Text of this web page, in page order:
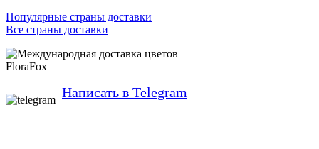
Популярные страны доставки
Все страны доставки
FloraFox
Написать в Telegram